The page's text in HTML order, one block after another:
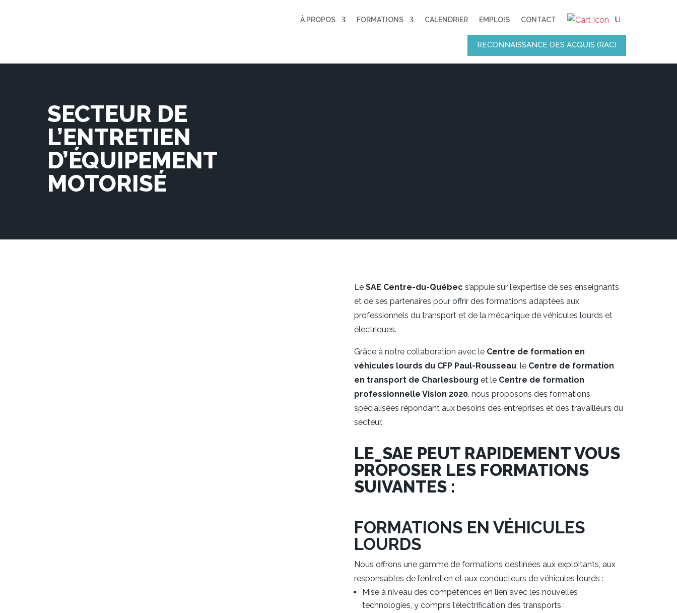
À PROPOS FORMATIONS CALENDRIER EMPLOIS CONTACT
RECONNAISSANCE DES ACQUIS (RAC)
SECTEUR DE
L’ENTRETIEN
D’ÉQUIPEMENT
MOTORISÉ
LeSAE Centre-du-Québec s’appuie sur l’expertise de ses enseignants
et de ses partenaires pour offrir des formations adaptées aux
professionnels du transport et de la mécanique de véhicules lourds et
électriques.
Grâce à notre collaboration avec le Centre de formation en
véhicules lourds du CFP Paul-Rousseau , le Centre de formation
en transport de Charlesbourg et le Centre de formation
professionnelle Vision 2020 , nous proposons des formations
spécialisées répondant aux besoins des entreprises et des travailleurs du
secteur.
LE_SAE PEUT RAPIDEMENT VOUS
PROPOSER LES FORMATIONS
SUIVANTES :
FORMATIONS EN VÉHICULES
LOURDS
Nous offrons une gamme de formations destinées aux exploitants, aux
responsables de l’entretien et aux conducteurs de véhicules lourds :
Mise à niveau des compétences en lien avec les nouvelles
technologies, y compris l’électrification des transports ;